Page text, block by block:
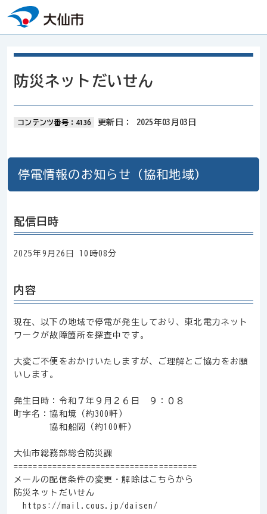
本文へスキップ
防災ネットだいせん
コンテンツ番号：4136 更新日： 2025年03月03日
停電情報のお知らせ（協和地域）
配信日時
2025年9月26日 10時08分
内容
現在、以下の地域で停電が発生しており、東北電力ネット
ワークが故障箇所を探査中です。
大変ご不便をおかけいたしますが、ご理解とご協力をお願
いします。
発生日時：令和７年９月２６日 ９：０８
町字名：協和境（約300軒）
協和船岡（約100軒）
大仙市総務部総合防災課
======================================
メールの配信条件の変更・解除はこちらから
防災ネットだいせん
https://mail.cous.jp/daisen/